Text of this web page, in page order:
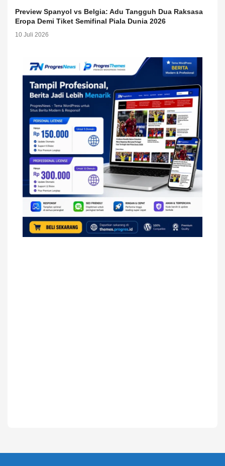
Preview Spanyol vs Belgia: Adu Tangguh Dua Raksasa
Eropa Demi Tiket Semifinal Piala Dunia 2026
10 Juli 2026